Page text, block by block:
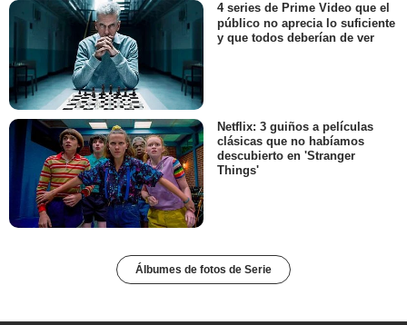
4 series de Prime Video que el
público no aprecia lo suficiente
y que todos deberían de ver
Netflix: 3 guiños a películas
clásicas que no habíamos
descubierto en 'Stranger
Things'
Álbumes de fotos de Serie